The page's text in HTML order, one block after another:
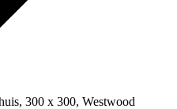
300 x 300, Westwood